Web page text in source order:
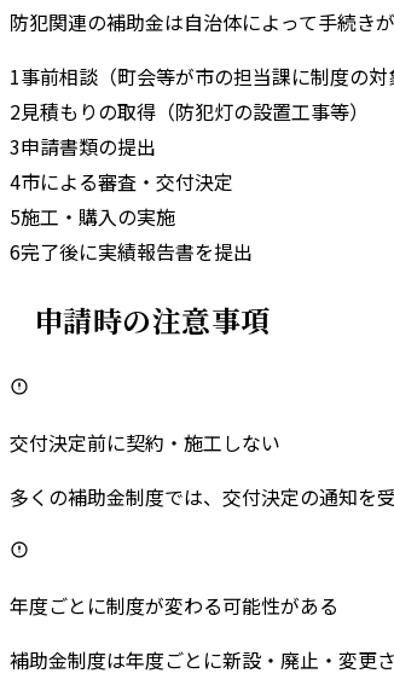
防犯関連の補助金は自治体によって手続き
1事前相談（町会等が市の担当課に制度の対
2見積もりの取得（防犯灯の設置工事等）
3申請書類の提出
4市による審査・交付決定
5施工・購入の実施
6完了後に実績報告書を提出
申請時の注意事項
交付決定前に契約・施工しない
多くの補助金制度では、交付決定の通知を
年度ごとに制度が変わる可能性がある
補助金制度は年度ごとに新設・廃止・変更